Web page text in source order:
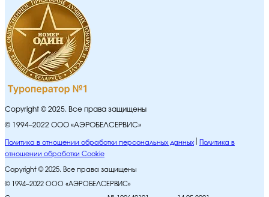
Copyright © 2025. Все права защищены
© 1994–2022 ООО «АЭРОБЕЛСЕРВИС»
Политика в отношении обработки персональных данных
Политика в
отношении обработки Cookie
Copyright © 2025. Все права защищены
© 1994–2022 ООО «АЭРОБЕЛСЕРВИС»